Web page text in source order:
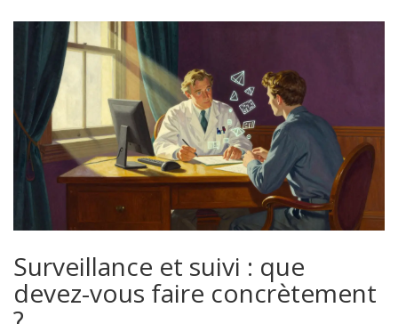
Surveillance et suivi : que
devez-vous faire concrètement